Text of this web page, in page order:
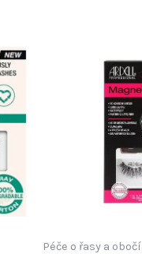
Péče o řasy a obočí